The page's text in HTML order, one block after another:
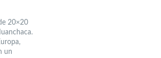
20×20
un